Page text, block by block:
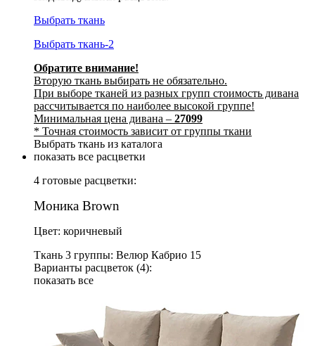
Выбрать ткань
Выбрать ткань-2
Обратите внимание!
Вторую ткань выбирать не обязательно.
При выборе тканей из разных групп стоимость дивана
рассчитывается по наиболее высокой группе!
Минимальная цена дивана – 27099
* Точная стоимость зависит от группы ткани
Выбрать ткань из каталога
показать все расцветки
4 готовые расцветки:
Моника Brown
Цвет: коричневый
Ткань 3 группы: Велюр Кабрио 15
Варианты расцветок (4):
показать все